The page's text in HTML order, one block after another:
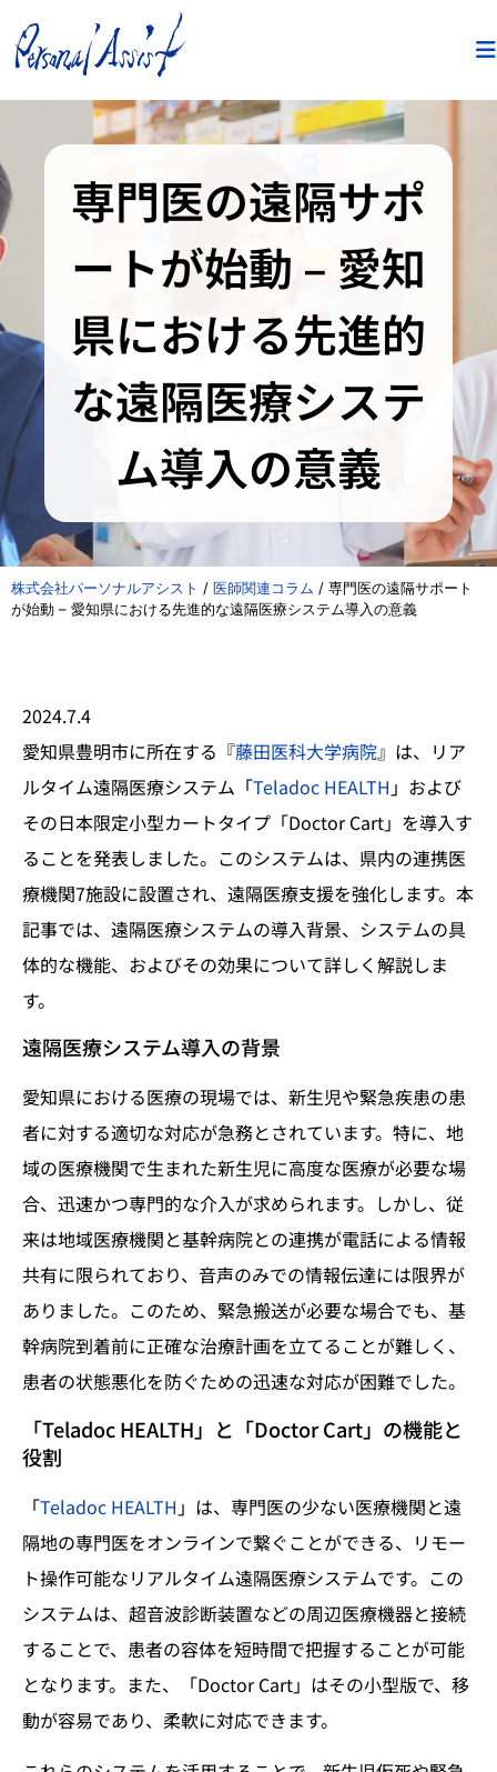
専門医の遠隔サポ
ートが始動 – 愛知
県における先進的
な遠隔医療システ
ム導入の意義
株式会社パーソナルアシスト / 医師関連コラム / 専門医の遠隔サポート
が始動 – 愛知県における先進的な遠隔医療システム導入の意義
2024.7.4
愛知県豊明市に所在する『藤田医科大学病院』は、リア
ルタイム遠隔医療システム「Teladoc HEALTH 」および
その日本限定小型カートタイプ「Doctor Cart」を導入す
ることを発表しました。このシステムは、県内の連携医
療機関7施設に設置され、遠隔医療支援を強化します。本
記事では、遠隔医療システムの導入背景、システムの具
体的な機能、およびその効果について詳しく解説しま
す。
遠隔医療システム導入の背景
愛知県における医療の現場では、新生児や緊急疾患の患
者に対する適切な対応が急務とされています。特に、地
域の医療機関で生まれた新生児に高度な医療が必要な場
合、迅速かつ専門的な介入が求められます。しかし、従
来は地域医療機関と基幹病院との連携が電話による情報
共有に限られており、音声のみでの情報伝達には限界が
ありました。このため、緊急搬送が必要な場合でも、基
幹病院到着前に正確な治療計画を立てることが難しく、
患者の状態悪化を防ぐための迅速な対応が困難でした。
「Teladoc HEALTH」と「Doctor Cart」の機能と
役割
「Teladoc HEALTH 」は、専門医の少ない医療機関と遠
隔地の専門医をオンラインで繋ぐことができる、リモー
ト操作可能なリアルタイム遠隔医療システムです。この
システムは、超音波診断装置などの周辺医療機器と接続
することで、患者の容体を短時間で把握することが可能
となります。また、「Doctor Cart」はその小型版で、移
動が容易であり、柔軟に対応できます。